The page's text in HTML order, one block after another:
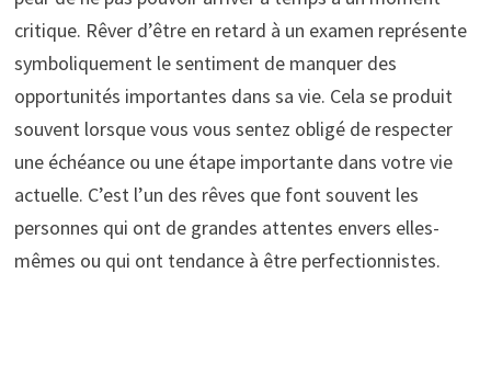
critique. Rêver d’être en retard à un examen représente
symboliquement le sentiment de manquer des
opportunités importantes dans sa vie. Cela se produit
souvent lorsque vous vous sentez obligé de respecter
une échéance ou une étape importante dans votre vie
actuelle. C’est l’un des rêves que font souvent les
personnes qui ont de grandes attentes envers elles-
mêmes ou qui ont tendance à être perfectionnistes.